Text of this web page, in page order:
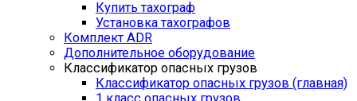
Купить тахограф
Установка тахографов
Комплект ADR
Дополнительное оборудование
Классификатор опасных грузов
Классификатор опасных грузов (главная)